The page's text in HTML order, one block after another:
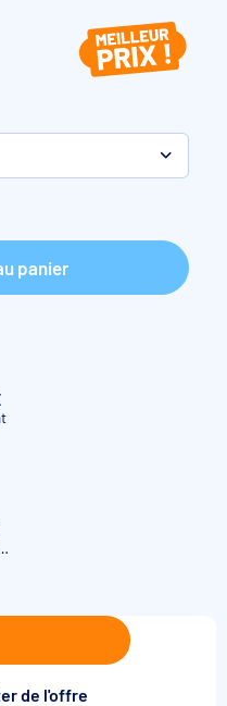
panier
de l'offre